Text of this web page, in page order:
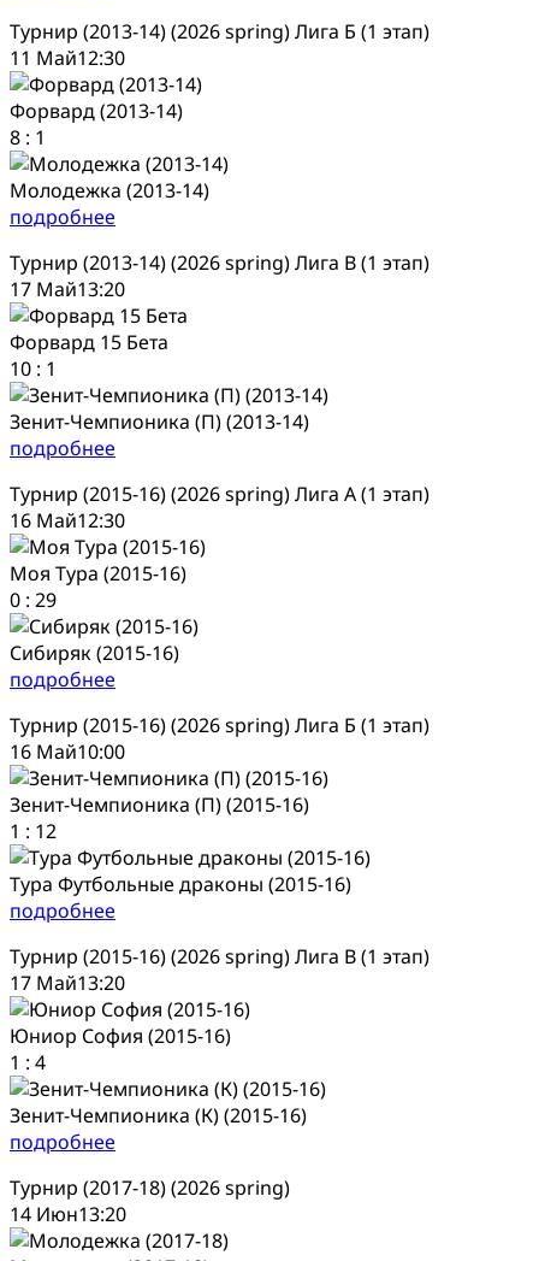
Турнир (2013-14) (2026 spring) Лига Б (1 этап)
11 Май12:30
Форвард (2013-14)
8 : 1
Молодежка (2013-14)
подробнее
Турнир (2013-14) (2026 spring) Лига В (1 этап)
17 Май13:20
Форвард 15 Бета
10 : 1
Зенит-Чемпионика (П) (2013-14)
подробнее
Турнир (2015-16) (2026 spring) Лига А (1 этап)
16 Май12:30
Моя Тура (2015-16)
0 : 29
Сибиряк (2015-16)
подробнее
Турнир (2015-16) (2026 spring) Лига Б (1 этап)
16 Май10:00
Зенит-Чемпионика (П) (2015-16)
1 : 12
Тура Футбольные драконы (2015-16)
подробнее
Турнир (2015-16) (2026 spring) Лига В (1 этап)
17 Май13:20
Юниор София (2015-16)
1 : 4
Зенит-Чемпионика (К) (2015-16)
подробнее
Турнир (2017-18) (2026 spring)
14 Июн13:20